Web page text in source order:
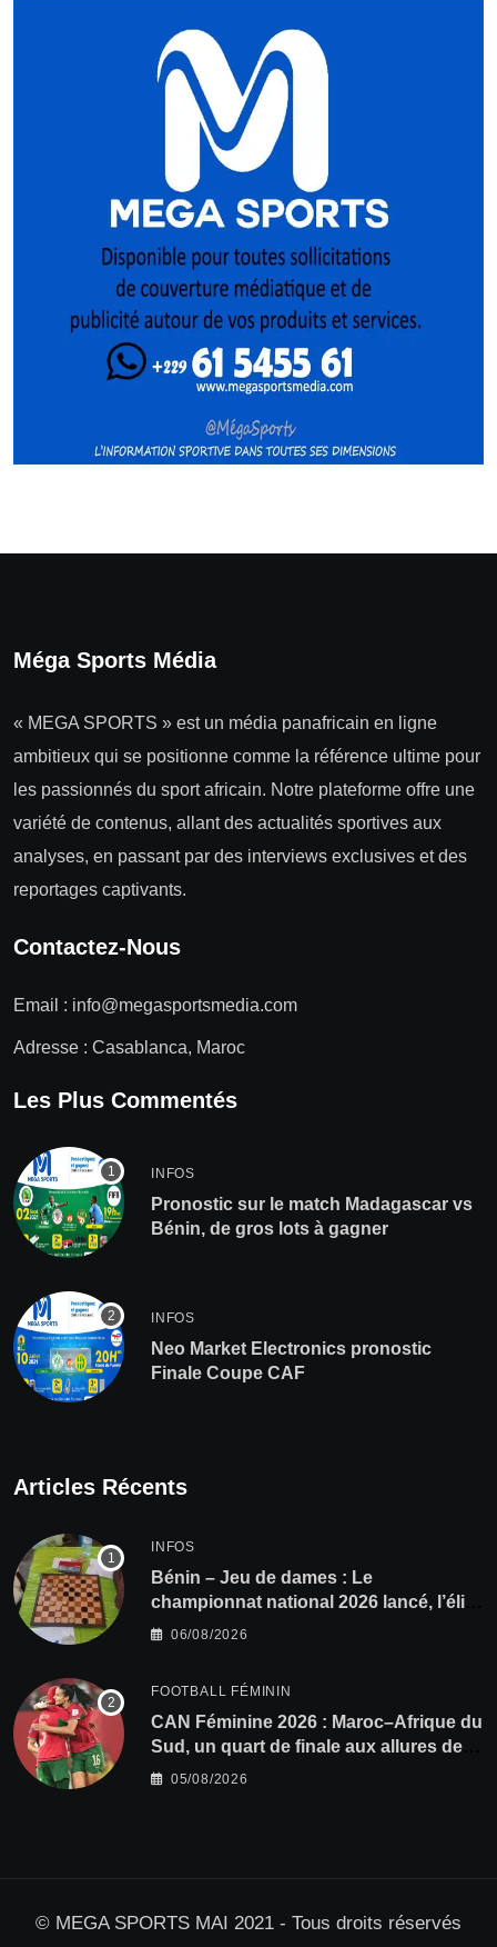
Méga Sports Média
« MEGA SPORTS » est un média panafricain en ligne
ambitieux qui se positionne comme la référence ultime pour
les passionnés du sport africain. Notre plateforme offre une
variété de contenus, allant des actualités sportives aux
analyses, en passant par des interviews exclusives et des
reportages captivants.
Contactez-Nous
Email : info@megasportsmedia.com
Adresse : Casablanca, Maroc
Les Plus Commentés
INFOS
Pronostic sur le match Madagascar vs
Bénin, de gros lots à gagner
INFOS
Neo Market Electronics pronostic
Finale Coupe CAF
Articles Récents
INFOS
Bénin – Jeu de dames : Le
championnat national 2026 lancé, l’élite
du damier à la conquête du sacre
06/08/2026
FOOTBALL FÉMININ
CAN Féminine 2026 : Maroc–Afrique du
Sud, un quart de finale aux allures de
finale
05/08/2026
© MEGA SPORTS MAI 2021 - Tous droits réservés